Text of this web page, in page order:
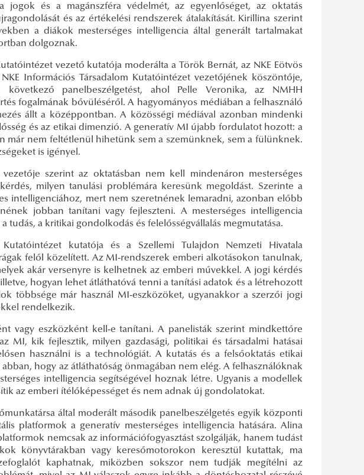
jogok és a magánszféra védelmét, az egyenlőséget, az oktatás
és az értékelési rendszerek átalakítását. Kirillina szerint
a diákok mesterséges intelligencia által generált tartalmakat
dolgoznak.
vezető kutatója moderálta a Török Bernát, az NKE Eötvös
Információs Társadalom Kutatóintézet vezetőjének köszöntője,
panelbeszélgetést, ahol Pelle Veronika, az NMHH
fogalmának bővüléséről. A hagyományos médiában a felhasználó
állt a középpontban. A közösségi médiával azonban mindenki
és az etikai dimenzió. A generatív MI újabb fordulatot hozott: a
már nem feltétlenül hihetünk sem a szemünknek, sem a fülünknek.
is igényel.
szerint az oktatásban nem kell mindenáron mesterséges
milyen tanulási problémára keresünk megoldást. Szerinte a
intelligenciához, mert nem szeretnének lemaradni, azonban előbb
jobban tanítani vagy fejleszteni. A mesterséges intelligencia
tudás, a kritikai gondolkodás és felelősségvállalás megmutatása.
Kutatóintézet kutatója és a Szellemi Tulajdon Nemzeti Hivatala
felől közelített. Az MI-rendszerek emberi alkotásokon tanulnak,
akár versenyre is kelhetnek az emberi művekkel. A jogi kérdés
hogyan lehet átláthatóvá tenni a tanítási adatok és a létrehozott
többsége már használ MI-eszközöket, ugyanakkor a szerzői jogi
rendelkezik.
vagy eszközként kell-e tanítani. A panelisták szerint mindkettőre
MI, kik fejlesztik, milyen gazdasági, politikai és társadalmi hatásai
használni is a technológiát. A kutatás és a felsőoktatás etikai
hogy az átláthatóság önmagában nem elég. A felhasználóknak
intelligencia segítségével hoznak létre. Ugyanis a modellek
az emberi ítélőképességet és nem adnak új gondolatokat.
által moderált második panelbeszélgetés egyik központi
platformok a generatív mesterséges intelligencia hatására. Alina
nemcsak az információfogyasztást szolgálják, hanem tudást
könyvtárakban vagy keresőmotorokon keresztül kutattak, ma
kaphatnak, miközben sokszor nem tudják megítélni az